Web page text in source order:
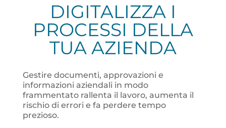
DIGITALIZZA I
PROCESSI DELLA
TUA AZIENDA
Gestire documenti, approvazioni e
informazioni aziendali in modo
frammentato rallenta il lavoro, aumenta il
rischio di errori e fa perdere tempo
prezioso.